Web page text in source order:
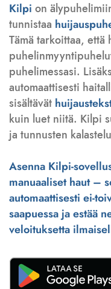
Kilpi on
tunnistaa
Tämä tarkoittaa, että
puhelimessasi.
automaattisesti
sisältävät
kuin luet niitä. Kilpi
ja tunnusten
Asenna Kilpi-
manuaaliset haut –
automaattisesti ei-
saapuessa ja estää
veloituksetta